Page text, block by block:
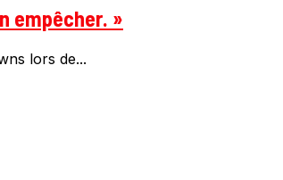
empêcher. »
lors de...